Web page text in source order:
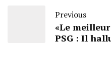
Previous
«Le
PSG : Il